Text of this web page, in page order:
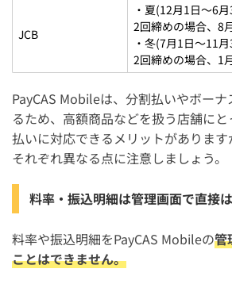
JCB
・夏(12月1日～6
2回締めの場合、8
・冬(7月1日～11
2回締めの場合、1
PayCAS Mobileは、分割払いやボー
るため、高額商品などを扱う店舗に
払いに対応できるメリットがありま
それぞれ異なる点に注意しましょう。
料率・振込明細は管理画面で直接
料率や振込明細をPayCAS Mobileの管
ことはできません。